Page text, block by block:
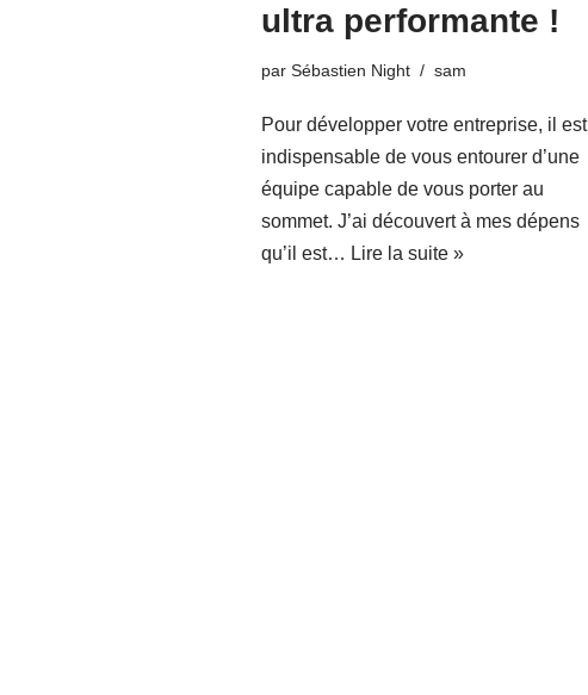
ultra performante !
par Sébastien Night sam
Pour développer votre entreprise, il est
indispensable de vous entourer d’une
équipe capable de vous porter au
sommet. J’ai découvert à mes dépens
qu’il est… Lire la suite »